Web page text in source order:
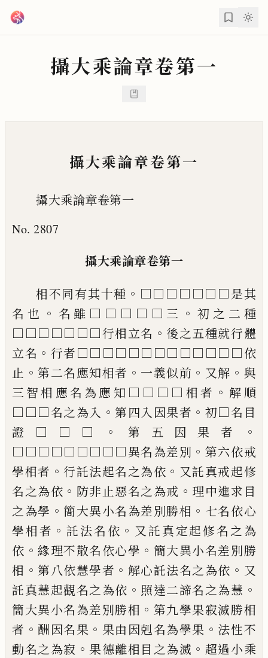
攝大乘論章卷第一
攝大乘論章卷第一
攝大乘論章卷第一
No. 2807
攝大乘論章卷第一
相不同有其十種 。 □□□□□□□是其
名也 。 名雖□□□□□三 。初之二種
□□□□□□□行相立名 。 後之五種就行體
立名 。 行者□□□□□□□□□□□□ □依
止 。第二名應知相者 。 一義似前 。 又解 。 與
三智相應名為應知□□□□相者 。 解順
□□□名之為入 。第四入因果者 。 初□名 目
證□□□
。 第五因果者 。
□□□□□□□□□異名為差別 。 第六依戒
學相者 。行託法起名之為依 。 又託真戒起修
名之為依 。 防非止惡名之為戒 。 理中進求目
之為學 。 簡大異小名為差別勝相 。 七名依心
學相者 。託法名依 。 又託真定起修名之為
依 。 緣理不散名依心學 。 簡大異小名差別勝
相 。第八依慧學者 。 解心託法名之為依 。 又
託真慧起觀名之為依 。 照達二諦名之為慧 。
簡大異小名為差別勝相 。 第九學果寂滅勝相
者 。 酬因名果 。 果由因剋名為學果 。 法性不
動名之為寂 。 果德離相目之為滅 。 超過小乘